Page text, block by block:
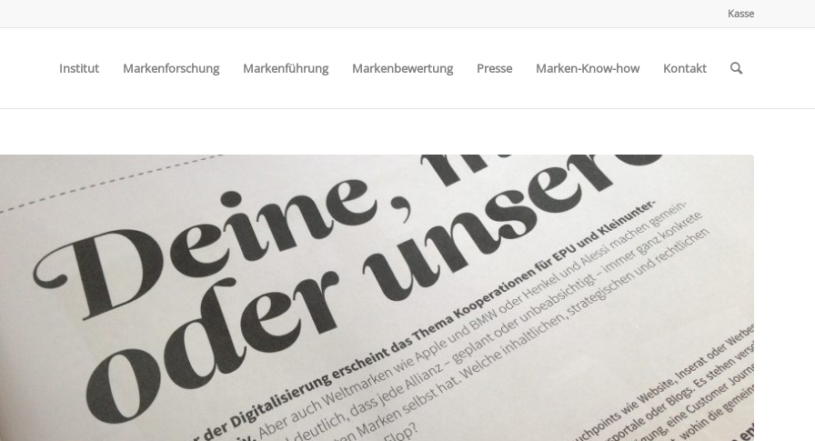
Kasse
Institut Markenforschung Markenführung Markenbewertung Presse Marken-Know-how Kontakt